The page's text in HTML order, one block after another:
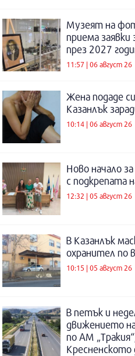
Музеят на
приема
през 2027
11:57 | 06 август 26
Жена подаде
Казанлък
10:14 | 06 август 26
Ново начало
с подкрепата
12:32 | 05 август 26
В Казанлък
охранител по
10:15 | 05 август 26
В петък и
движението
по АМ
Кресненското